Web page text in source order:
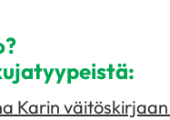
Karin